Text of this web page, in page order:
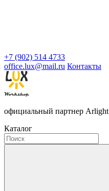
+7 (902) 514 4733
office.lux@mail.ru Контакты
официальный партнер Arlight
Каталог